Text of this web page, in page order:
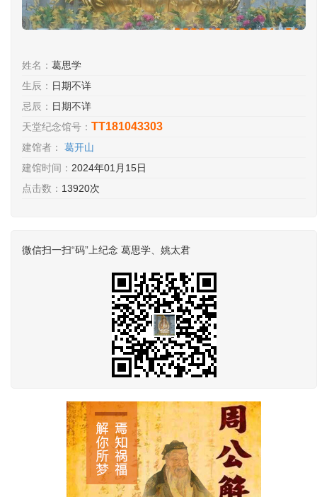
姓名： 葛思学
生辰： 日期不详
忌辰： 日期不详
天堂纪念馆号： TT181043303
建馆者：
葛开山
建馆时间： 2024年01月15日
点击数： 13920次
微信扫一扫“码”上纪念 葛思学、姚太君